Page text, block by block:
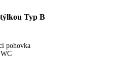
Typ B
pohovka